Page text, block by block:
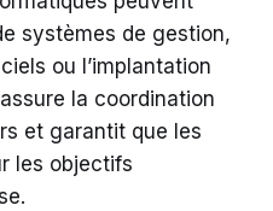
systèmes de gestion,
ou l’implantation
la coordination
et garantit que les
les objectifs